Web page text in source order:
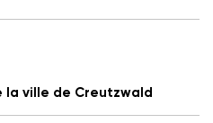
la ville de Creutzwald